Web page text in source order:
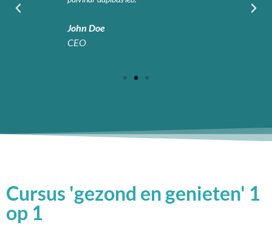
John Doe
CEO
Cursus 'gezond en genieten' 1
op 1